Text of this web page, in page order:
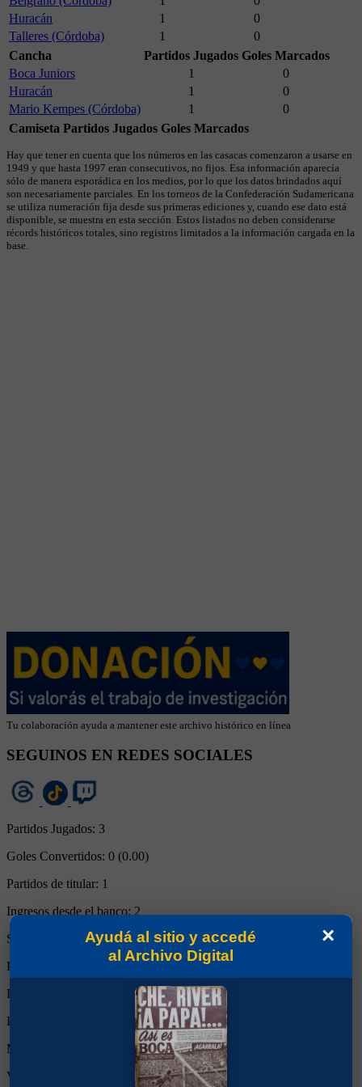
Huracán
1
0
Talleres (Córdoba)
1
0
Cancha
Partidos Jugados Goles Marcados
Boca Juniors
1
0
Huracán
1
0
Mario Kempes (Córdoba)
1
0
Camiseta Partidos Jugados Goles Marcados
Hay que tener en cuenta que los números en las casacas comenzaron a usarse en
1949 y que hasta 1997 eran consecutivos, no fijos. Esa información aparecía
sólo de manera esporádica en los medios, por lo que los datos brindados aquí
son necesariamente parciales. En los torneos de la Confederación Sudamericana
se utiliza numeración fija desde sus primeras ediciones y, cuando ese dato está
disponible, se muestra en esta sección. Estos listados no deben considerarse
récords históricos totales, sino registros limitados a la información cargada en la
base.
Tu colaboración ayuda a mantener este archivo histórico en línea
SEGUINOS EN REDES SOCIALES
Partidos Jugados: 3
Goles Convertidos: 0 (0.00)
Partidos de titular: 1
Ingresos desde el banco: 2
Suplente:
Partidos completos:
Expulsiones:
Partidos reemplazado:
Minutos Disputados:
Victorias:
×
Ayudá al sitio y accedé
al Archivo Digital